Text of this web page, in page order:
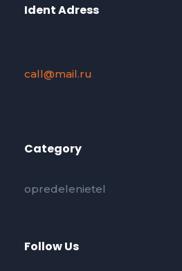
Ident Adress
call@mail.ru
Category
opredelenietel
Follow Us